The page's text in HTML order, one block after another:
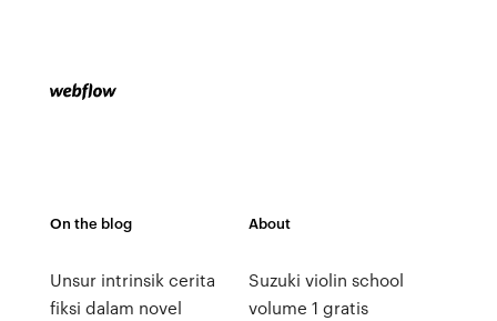
On the blog
Unsur intrinsik cerita
fiksi dalam novel
About
Suzuki violin school
volume 1 gratis